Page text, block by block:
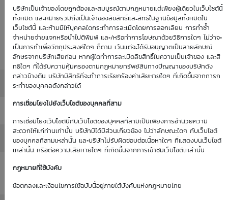
บริษัทเป็นเจ้าของโดยถูกต้องและสมบูรณ์ตามกฏหมายแต่เพียงผู้เดียวในเว็บไซต์นี้
ทั้งหมด และหมายรวมถึงเป็นเจ้าของลิขสิทธิ์และสิทธิในฐานข้อมูลทั้งหมดใน
เว็บไซต์นี้ และห้ามมิให้บุคคลใดกระทำการละเมิดโดยการลอกเลียน การทำซ้ำ
จำหน่ายจ่ายแจกหรือนำไปตีพิมพ์ และ/หรือทำการโฆษณาด้วยวิธีการใดๆ ไม่ว่าจะ
เป็นการทำเพื่อวัตถุประสงค์ใดๆ ก็ตาม เว้นแต่จะได้รับอนุญาตเป็นลายลักษณ์
อักษรจากบริษัทเสียก่อน หากผู้ใดทำการละเมิดลิขสิทธิ์ในความเป็นเจ้าของ และสิ
ทธิใดๆ ที่ได้รับความคุ้มครองตามกฏหมายทรัพย์สินทางปัญญาของบริษัทดัง
กล่าวข้างต้น บริษัทมีสิทธิที่จะทำการเรียกร้องค่าเสียหายใดๆ ที่เกิดขึ้นจากการก
ระทำของบุคคลดังกล่าวได้
การเชื่อมโยงไปยังเว็บไซต์ของบุคคลที่สาม
การเชื่อมโยงเว็บไซต์นี้กับเว็บไซต์ของบุคคลที่สามเป็นเพียงการอำนวยความ
สะดวกให้แก่ท่านเท่านั้น บริษัทมิได้มีส่วนเกี่ยวข้อง ไม่ว่าลักษณะใดๆ กับเว็บไซต์
ของบุคคลที่สามเหล่านั้น และบริษัทไม่รับผิดชอบต่อเนื้อหาใดๆ ที่แสดงบนเว็บไซต์
เหล่านั้น หรือต่อความเสียหายใดๆ ที่เกิดขึ้นจากการเข้าชมเว็บไซต์เหล่านั้น
กฏหมายที่ใช้บังคับ
ข้อตกลงและเงื่อนไขการใช้ฉบับนี้อยู่ภายใต้บังคับแห่งกฏหมายไทย
Historical
Volatility
: 0.00%(as of 1
Jan 70)
:
0.00%
(as of 1
Jan 70)
Moneyness
: ATM / 0.00%
Delta
: 0.00%
All in Premium
: 0.00%
Intrinsic Value
(THB)